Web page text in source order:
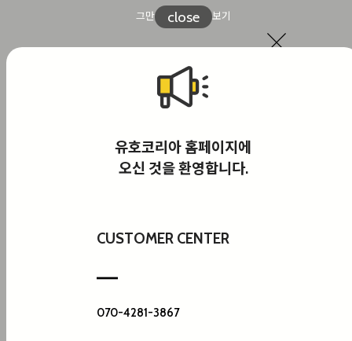
그만 close 보기
유호코리아 홈페이지에
오신 것을 환영합니다.
CUSTOMER CENTER
070-4281-3867